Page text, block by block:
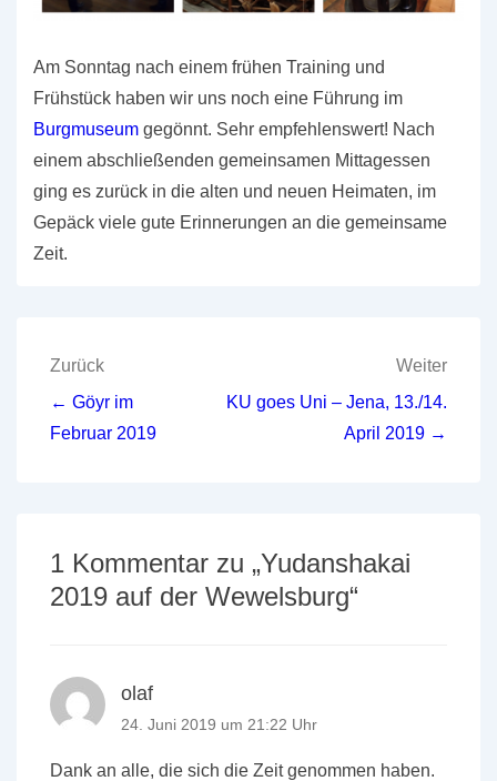
Am Sonntag nach einem frühen Training und
Frühstück haben wir uns noch eine Führung im
Burgmuseum gegönnt. Sehr empfehlenswert! Nach
einem abschließenden gemeinsamen Mittagessen
ging es zurück in die alten und neuen Heimaten, im
Gepäck viele gute Erinnerungen an die gemeinsame
Zeit.
Beitragsnavigation
Zurück
← Göyr im
Februar 2019
Weiter
KU goes Uni – Jena, 13./14.
April 2019 →
1 Kommentar zu „Yudanshakai
2019 auf der Wewelsburg“
olaf
24. Juni 2019 um 21:22 Uhr
Dank an alle, die sich die Zeit genommen haben.